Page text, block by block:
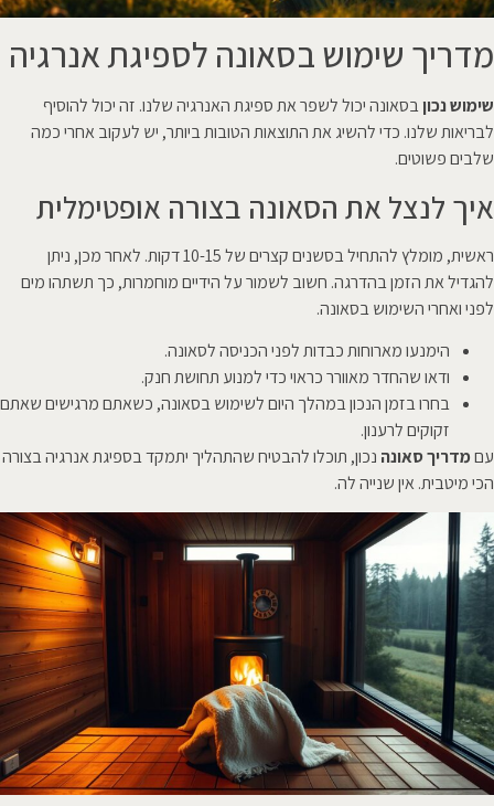
מדריך שימוש בסאונה לספיגת אנרגיה
שימוש נכוןבסאונה יכול לשפר את ספיגת האנרגיה שלנו. זה יכול להוסיף
לבריאות שלנו. כדי להשיג את התוצאות הטובות ביותר, יש לעקוב אחרי כמה
שלבים פשוטים.
איך לנצל את הסאונה בצורה אופטימלית
ראשית, מומלץ להתחיל בסשנים קצרים של 10-15 דקות. לאחר מכן, ניתן
להגדיל את הזמן בהדרגה. חשוב לשמור על הידיים מוחמרות, כך תשתהו מים
לפני ואחרי השימוש בסאונה.
הימנעו מארוחות כבדות לפני הכניסה לסאונה.
ודאו שהחדר מאוורר כראוי כדי למנוע תחושת חנק.
בחרו בזמן הנכון במהלך היום לשימוש בסאונה, כשאתם מרגישים שאתם
זקוקים לרענון.
עםמדריך סאונה נכון, תוכלו להבטיח שהתהליך יתמקד בספיגת אנרגיה בצורה
הכי מיטבית. אין שנייה לה.